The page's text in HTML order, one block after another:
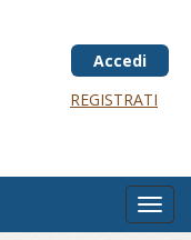
Accedi
REGISTRATI